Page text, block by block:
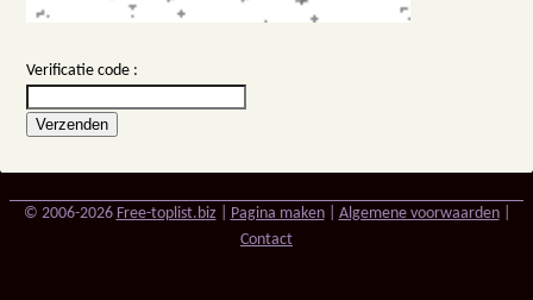
Verificatie code :
© 2006-2026 Free-toplist.biz Pagina maken| Algemene voorwaarden|
Contact